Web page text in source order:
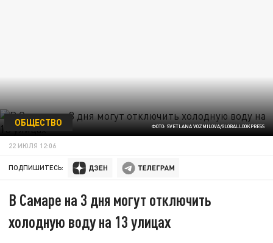
ФОТО: SVETLANA VOZMILOVA/GLOBALLOOKPRESS
ОБЩЕСТВО
22 ИЮЛЯ 12:06
ПОДПИШИТЕСЬ:
В Самаре на 3 дня могут отключить
холодную воду на 13 улицах